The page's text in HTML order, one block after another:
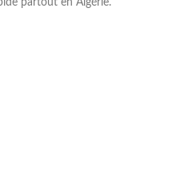
partout en Algérie.